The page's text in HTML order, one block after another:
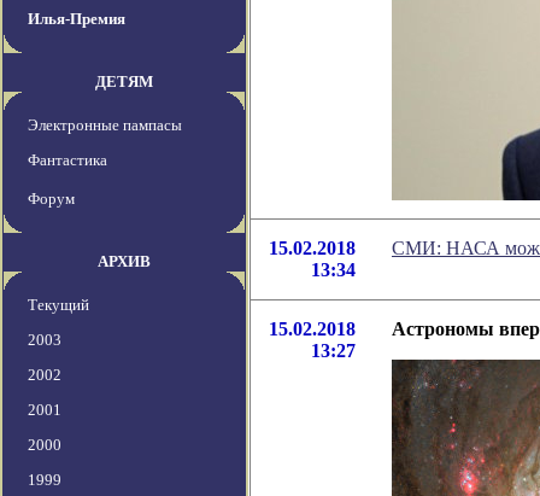
Илья-Премия
ДЕТЯМ
Электронные пампасы
Фантастика
Форум
АРХИВ
Текущий
2003
2002
2001
2000
1999
15.02.2018
13:34
СМИ: НАСА может
15.02.2018
13:27
Астрономы